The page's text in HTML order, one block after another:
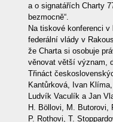
a o signatářích Charty
bezmocně“.
Na tiskové konferenci
federální vlády v
že Charta si osobuje
věnovat větší význam,
Třináct
Kantůrková, Ivan
Ludvík Vaculík a Jan
H. Böllovi, M. Butorovi,
P. Rothovi, T.